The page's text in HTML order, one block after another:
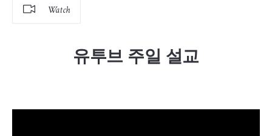
Watch
유투브 주일 설교